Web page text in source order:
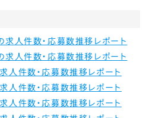
人件数・応募数推移レポート
人件数・応募数推移レポート
件数・応募数推移レポート
件数・応募数推移レポート
件数・応募数推移レポート